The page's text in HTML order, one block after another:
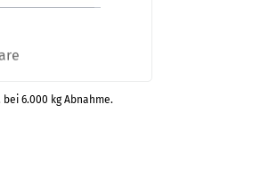
6.000 kg Abnahme.